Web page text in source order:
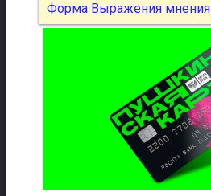
Форма Выражения мнения